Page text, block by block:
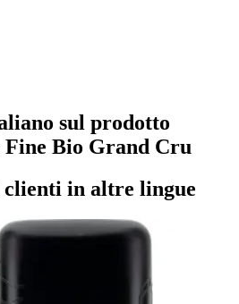
sul prodotto
Bio Grand Cru
clienti in altre lingue